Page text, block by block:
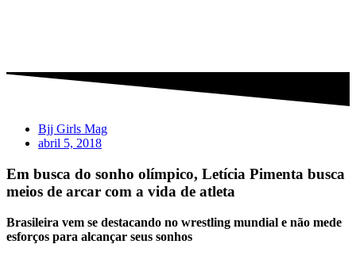
Bjj Girls Mag
abril 5, 2018
Em busca do sonho olímpico, Letícia Pimenta busca
meios de arcar com a vida de atleta
Brasileira vem se destacando no wrestling mundial e não mede
esforços para alcançar seus sonhos